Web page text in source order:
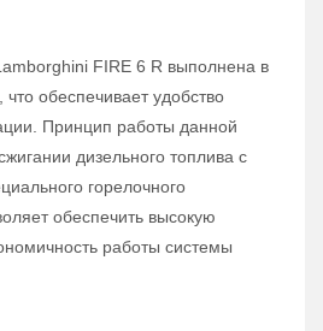
FIRE 6 R выполнена в
обеспечивает удобство
Принцип работы данной
дизельного топлива с
горелочного
обеспечить высокую
работы системы